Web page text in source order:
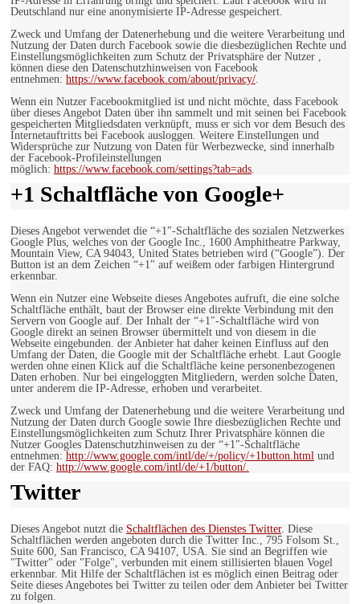
Deutschland nur eine anonymisierte IP-Adresse gespeichert.
Zweck und Umfang der Datenerhebung und die weitere Verarbeitung und
Nutzung der Daten durch Facebook sowie die diesbezüglichen Rechte und
Einstellungsmöglichkeiten zum Schutz der Privatsphäre der Nutzer ,
können diese den Datenschutzhinweisen von Facebook
entnehmen: https://www.facebook.com/about/privacy/.
Wenn ein Nutzer Facebookmitglied ist und nicht möchte, dass Facebook
über dieses Angebot Daten über ihn sammelt und mit seinen bei Facebook
gespeicherten Mitgliedsdaten verknüpft, muss er sich vor dem Besuch des
Internetauftritts bei Facebook ausloggen. Weitere Einstellungen und
Widersprüche zur Nutzung von Daten für Werbezwecke, sind innerhalb
der Facebook-Profileinstellungen
möglich: https://www.facebook.com/settings?tab=ads.
+1 Schaltfläche von Google+
Dieses Angebot verwendet die “+1″-Schaltfläche des sozialen Netzwerkes
Google Plus, welches von der Google Inc., 1600 Amphitheatre Parkway,
Mountain View, CA 94043, United States betrieben wird (“Google”). Der
Button ist an dem Zeichen “+1″ auf weißem oder farbigen Hintergrund
erkennbar.
Wenn ein Nutzer eine Webseite dieses Angebotes aufruft, die eine solche
Schaltfläche enthält, baut der Browser eine direkte Verbindung mit den
Servern von Google auf. Der Inhalt der “+1″-Schaltfläche wird von
Google direkt an seinen Browser übermittelt und von diesem in die
Webseite eingebunden. der Anbieter hat daher keinen Einfluss auf den
Umfang der Daten, die Google mit der Schaltfläche erhebt. Laut Google
werden ohne einen Klick auf die Schaltfläche keine personenbezogenen
Daten erhoben. Nur bei eingeloggten Mitgliedern, werden solche Daten,
unter anderem die IP-Adresse, erhoben und verarbeitet.
Zweck und Umfang der Datenerhebung und die weitere Verarbeitung und
Nutzung der Daten durch Google sowie Ihre diesbezüglichen Rechte und
Einstellungsmöglichkeiten zum Schutz Ihrer Privatsphäre können die
Nutzer Googles Datenschutzhinweisen zu der “+1″-Schaltfläche
entnehmen: http://www.google.com/intl/de/+/policy/+1button.html und
der FAQ: http://www.google.com/intl/de/+1/button/.
Twitter
Dieses Angebot nutzt die Schaltflächen des Dienstes Twitter. Diese
Schaltflächen werden angeboten durch die Twitter Inc., 795 Folsom St.,
Suite 600, San Francisco, CA 94107, USA. Sie sind an Begriffen wie
"Twitter" oder "Folge", verbunden mit einem stillisierten blauen Vogel
erkennbar. Mit Hilfe der Schaltflächen ist es möglich einen Beitrag oder
Seite dieses Angebotes bei Twitter zu teilen oder dem Anbieter bei Twitter
zu folgen.